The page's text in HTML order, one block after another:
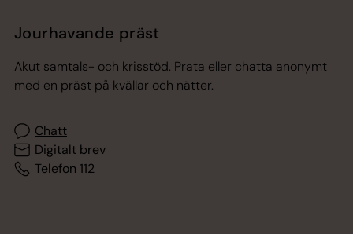
Jourhavande präst
Akut samtals- och krisstöd. Prata eller chatta anonymt
med en präst på kvällar och nätter.
Chatt
Digitalt brev
Telefon 112